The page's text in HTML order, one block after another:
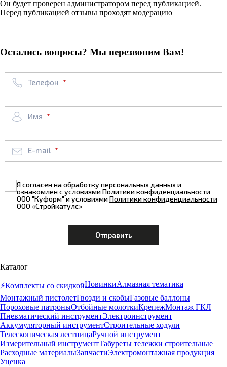
Он будет проверен администратором перед публикацией.
Перед публикацией отзывы проходят модерацию
Остались вопросы? Мы перезвоним Вам!
Телефон
Имя
E-mail
Я согласен наобработку персональных данныхи
ознакомлен с условиямиПолитики конфиденциальности
ООО "Куформ" и условиямиПолитики конфиденциальности
ООО «Стройкатулс»
Каталог
⚡️Комплекты со скидкойНовинкиАлмазная тематика
Монтажный пистолетГвозди и скобыГазовые баллоны
Пороховые патроныОтбойные молоткиКрепежМонтаж ГКЛ
Пневматический инструментЭлектроинструмент
Аккумуляторный инструментСтроительные ходули
Телескопическая лестницаРучной инструмент
Измерительный инструментТабуреты тележки строительные
Расходные материалыЗапчастиЭлектромонтажная продукция
Уценка